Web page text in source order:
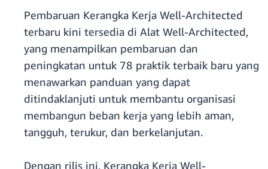
Pembaruan Kerangka Kerja Well-Architected
terbaru kini tersedia di Alat Well-Architected,
yang menampilkan pembaruan dan
peningkatan untuk 78 praktik terbaik baru yang
menawarkan panduan yang dapat
ditindaklanjuti untuk membantu organisasi
membangun beban kerja yang lebih aman,
tangguh, terukur, dan berkelanjutan.
Dengan rilis ini, Kerangka Kerja Well-